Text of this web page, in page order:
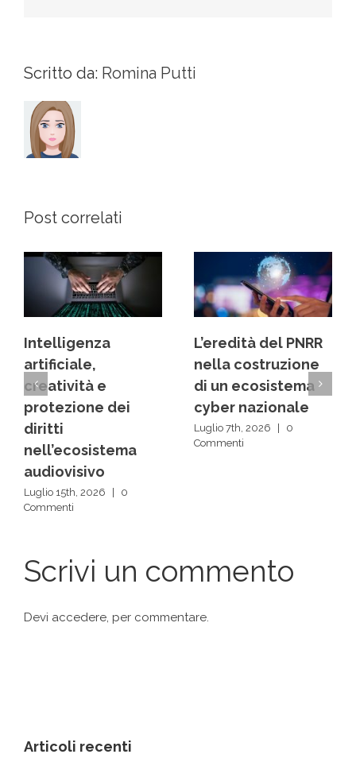
Scritto da: Romina Putti
Post correlati
L’eredità del PNRR
nella costruzione
di un ecosistema
cyber nazionale
Luglio 7th, 2026
Commenti
Dai back office ai
centri decisionali:
la rivoluzione
silenziosa delle IA
Luglio 1st, 2026
0
Commenti
Scrivi un commento